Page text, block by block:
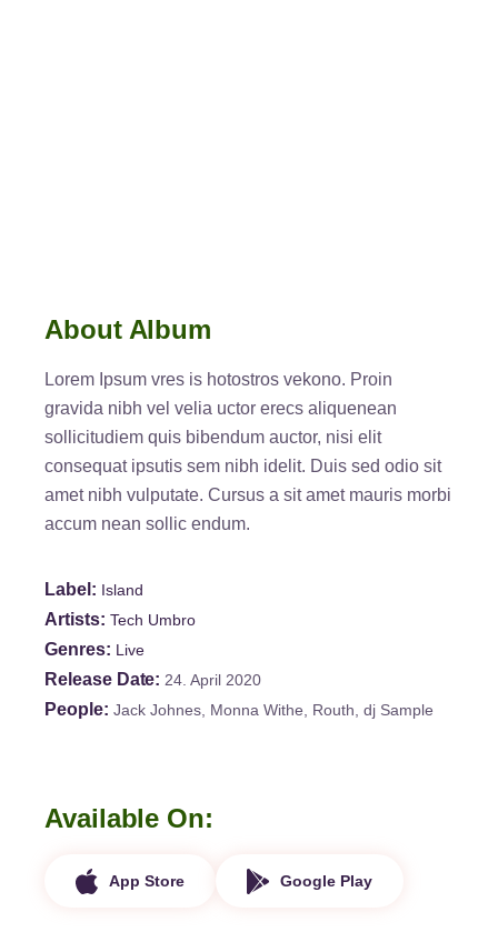
About Album
Lorem Ipsum vres is hotostros vekono. Proin
gravida nibh vel velia uctor erecs aliquenean
sollicitudiem quis bibendum auctor, nisi elit
consequat ipsutis sem nibh idelit. Duis sed odio sit
amet nibh vulputate. Cursus a sit amet mauris morbi
accum nean sollic endum.
Label Island
Artists Tech Umbro
Genres Live
Release Date 24. April 2020
People Jack Johnes, Monna Withe, Routh, dj Sample
Available On
App Store Google Play